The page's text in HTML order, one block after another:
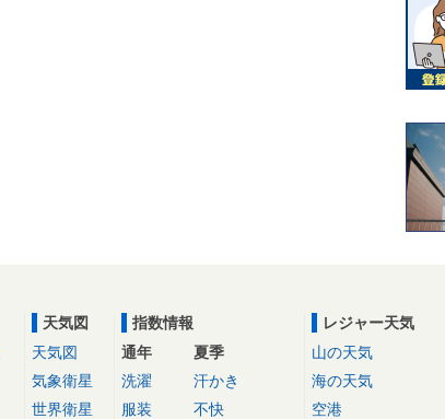
天気図
天気図
気象衛星
世界衛星
指数情報
通年
洗濯
服装
夏季
汗かき
不快
レジャー天気
山の天気
海の天気
空港